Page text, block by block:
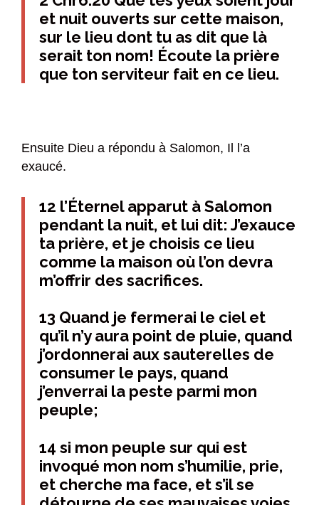
et nuit ouverts sur cette maison,
sur le lieu dont tu as dit que là
serait ton nom! Écoute la prière
que ton serviteur fait en ce lieu.
Ensuite Dieu a répondu à Salomon, Il l’a
exaucé.
12 l’Éternel apparut à Salomon
pendant la nuit, et lui dit: J’exauce
ta prière, et je choisis ce lieu
comme la maison où l’on devra
m’offrir des sacrifices.
13 Quand je fermerai le ciel et
qu’il n’y aura point de pluie, quand
j’ordonnerai aux sauterelles de
consumer le pays, quand
j’enverrai la peste parmi mon
peuple;
14 si mon peuple sur qui est
invoqué mon nom s’humilie, prie,
et cherche ma face, et s’il se